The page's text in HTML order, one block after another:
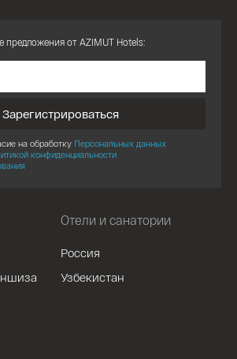
Отели и санатории
Россия
Узбекистан
предложения от AZIMUT Hotels:
Зарегистрироваться
на обработку Персональных данных
конфиденциальности